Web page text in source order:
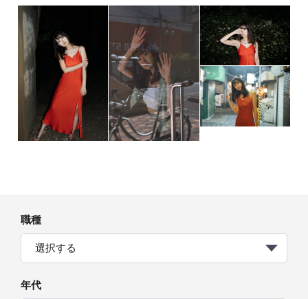
職種
選択する
年代